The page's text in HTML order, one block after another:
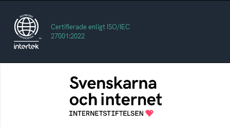
Certifierade enligt ISO/IEC
27001:2022
Svenskarna och internet
En årlig studie av svenska folkets
internetvanor